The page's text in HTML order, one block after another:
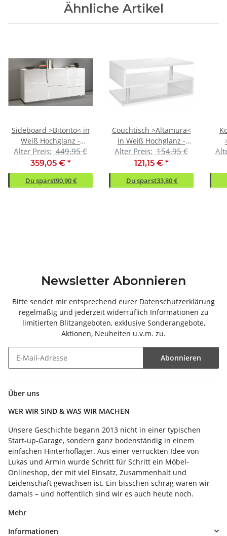
Ähnliche Artikel
Sideboard >Bitonto< in
Weiß Hochglanz -
180x86x44cm (BxHxT)
Alter Preis: 449,95 €
359,05 € *
Du sparst90,90 €
Couchtisch >Altamura<
in Weiß Hochglanz -
90x41,5x55cm (BxHxT)
Alter Preis: 154,95 €
121,15 € *
Du sparst33,80 €
Newsletter Abonnieren
Bitte sendet mir entsprechend eurer Datenschutzerklärung
regelmäßig und jederzeit widerruflich Informationen zu
limitierten Blitzangeboten, exklusive Sonderangebote,
Aktionen, Neuheiten u.v.m. zu.
Abonnieren
Über uns
WER WIR SIND & WAS WIR MACHEN
Unsere Geschichte begann 2013 nicht in einer typischen
Start-up-Garage, sondern ganz bodenständig in einem
einfachen Hinterhoflager. Aus einer verrückten Idee von
Lukas und Armin wurde Schritt für Schritt ein Möbel-
Onlineshop, der mit viel Einsatz, Zusammenhalt und
Leidenschaft gewachsen ist. Ein bisschen schräg waren wir
damals – und hoffentlich sind wir es auch heute noch.
Mehr
Informationen